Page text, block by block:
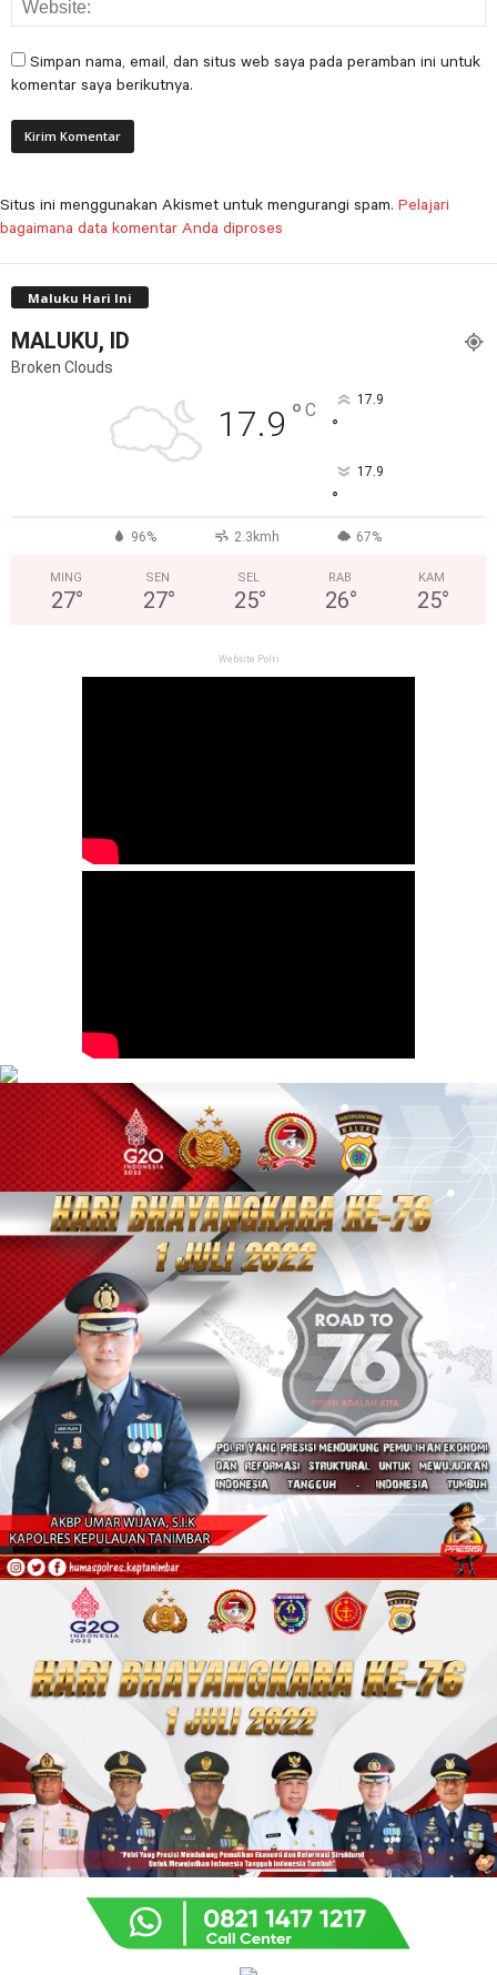
Simpan nama, email, dan situs web saya pada peramban ini untuk
komentar saya berikutnya.
Situs ini menggunakan Akismet untuk mengurangi spam. Pelajari
bagaimana data komentar Anda diproses
Maluku Hari Ini
MALUKU, ID
Broken Clouds
17.9 ° C 17.9
°
17.9
°
96% 2.3kmh 67%
MING
27°
SEN
27°
SEL
25°
RAB
26°
KAM
25°
Website Polri